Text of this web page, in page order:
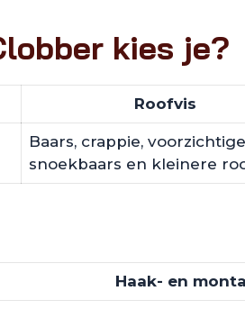
kies je?
Roofvis
Baars, crappie, voorzichtige
snoekbaars en kleinere
Haak- en